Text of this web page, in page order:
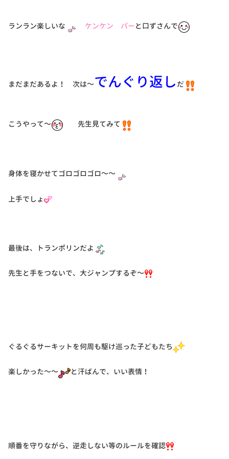
ランラン楽しいな ケンケン パーと口ずさんで
まだまだあるよ！ 次は～でんぐり返し だ
こうやって～ 先生見てみて
身体を寝かせてゴロゴロゴロ～～
上手でしょ
最後は、トランポリンだよ
先生と手をつないで、大ジャンプするぞ～
ぐるぐるサーキットを何周も駆け巡った子どもたち
楽しかった～～ と汗ばんで、いい表情！
順番を守りながら、逆走しない等のルールを確認